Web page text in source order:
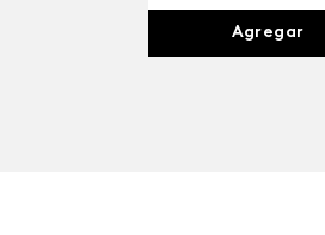
Agregar